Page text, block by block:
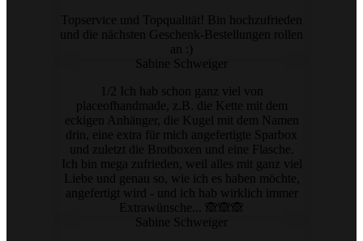
Topservice und Topqualität! Bin hochzufrieden
und die nächsten Geschenk-Bestellungen rollen
an :)
Sabine Schweiger
1/2 Ich hab schon ganz viel von
placeofhandmade, z.B. die Kette mit dem
eckigen Anhänger, die Kugel mit dem Namen
drin, eine extra für mich angefertigte Sparbox
und zuletzt die Brotboxen und eine Flasche.
Ich bin mega zufrieden, weil alles mit ganz viel
Liebe und genau so, wie ich es haben möchte,
angefertigt wird - und ich hab wirklich immer
Extrawünsche... 🙈🙈🙈
Sabine Schweiger